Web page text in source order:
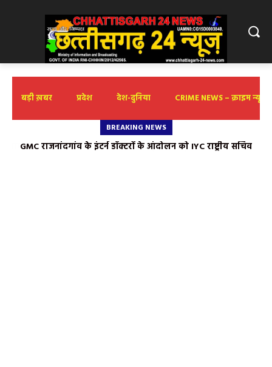
बड़ी ख़बर प्रदेश देश-दुनिया CRIME NEWS – क्राइम न्यूज़
BREAKING NEWS
GMC राजनांदगांव के इंटर्न डॉक्टरों के आंदोलन को IYC राष्ट्रीय सचिव